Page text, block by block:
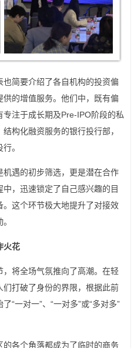
简要介绍了各自机构的投资偏
的增值服务。他们中，既有偏
注于成长期及Pre-IPO阶段的私
构化融资服务的银行投行部，
。
遇的初步筛选，更是潜在合作
，迅速锁定了自己感兴趣的目
这个环节极大地提升了对接效
火花
将全场气氛推向了高潮。在轻
打破了身份的界限，根据此前
“一对一”、“一对多”或“多对多”
各个角落都成为了临时的商务